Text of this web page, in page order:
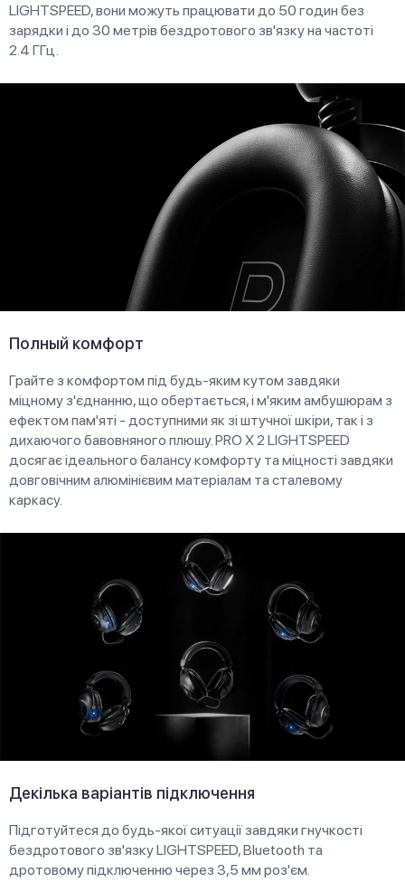
LIGHTSPEED, вони можуть працювати до 50 годин без
зарядки і до 30 метрів бездротового зв'язку на частоті
2.4 ГГц.
Полный комфорт
Грайте з комфортом під будь-яким кутом завдяки
міцному з'єднанню, що обертається, і м'яким амбушюрам з
ефектом пам'яті - доступними як зі штучної шкіри, так і з
дихаючого бавовняного плюшу. PRO X 2 LIGHTSPEED
досягає ідеального балансу комфорту та міцності завдяки
довговічним алюмінієвим матеріалам та сталевому
каркасу.
Декілька варіантів підключення
Підготуйтеся до будь-якої ситуації завдяки гнучкості
бездротового зв'язку LIGHTSPEED, Bluetooth та
дротовому підключенню через 3,5 мм роз'єм.